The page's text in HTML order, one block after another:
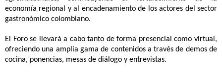
economía regional y al encadenamiento de los actores del sector
gastronómico colombiano.
El Foro se llevará a cabo tanto de forma presencial como virtual,
ofreciendo una amplia gama de contenidos a través de demos de
cocina, ponencias, mesas de diálogo y entrevistas.